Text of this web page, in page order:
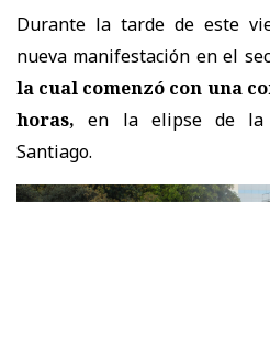
Durante la tarde de este
nueva manifestación en el
la cual comenzó con una
horas, en la elipse de la
Santiago.